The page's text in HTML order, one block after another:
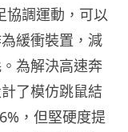
協調運動，可以
緩衝裝置，減
為解決高速奔
了模仿跳鼠結
，但堅硬度提